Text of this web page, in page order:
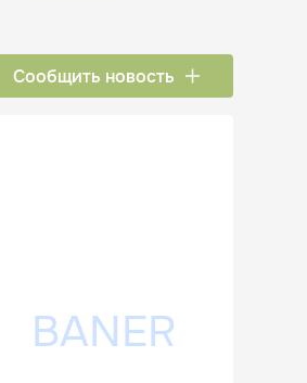
Сообщить новость